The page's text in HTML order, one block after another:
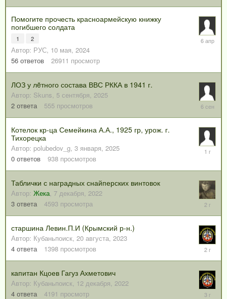
Помогите прочесть красноармейскую книжку
погибшего солдата
1 2
Автор: РУС, 10 мая, 2024
56 ответов 26911 просмотр
6
апреля
ЛОЗ у лëтного состава ВВС РККА в 1941 г.
Автор: Skuns, 5 сентября, 2025
2 ответа 555 просмотров
6
2025
Котелок кр-ца Семейкина А.А., 1925 гр, урож. г.
Тихорецка
Автор: polubedov_g, 3 января, 2025
0 ответов 938 просмотров
Таблички с наградных снайперских винтовок
Автор: Жека, 7 декабря, 2022
3 ответа 4593 просмотра
2023
старшина Левин.П.И (Крымский р-н.)
Автор: Кубаньпоиск, 20 августа, 2023
4 ответа 1398 просмотров
25
2023
капитан Кцоев Гагуз Ахметович
Автор: Кубаньпоиск, 12 декабря, 2022
4 ответа 4191 просмотр
12